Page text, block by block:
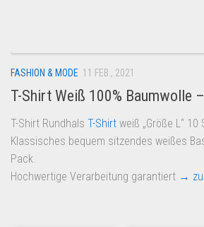
Amazon
Aldi
Lidl
Kostenlos verkaufen
Anmelden
FASHION & MODE 11 FEB., 2021
T-Shirt Weiß 100% Baumwolle
T-Shirt Rundhals T-Shirt weiß „Größe L“
Klassisches bequem sitzendes weißes
Pack.
Hochwertige Verarbeitung garantiert →